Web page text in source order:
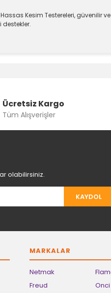
Kesim Testereleri, güvenilir
destekler.
Yorum Yaz
Gönder
Ücretsiz Kargo
Tüm Alışverişler
olabilirsiniz.
KAYDOL
MARKALAR
Netmak
Freud
Onci